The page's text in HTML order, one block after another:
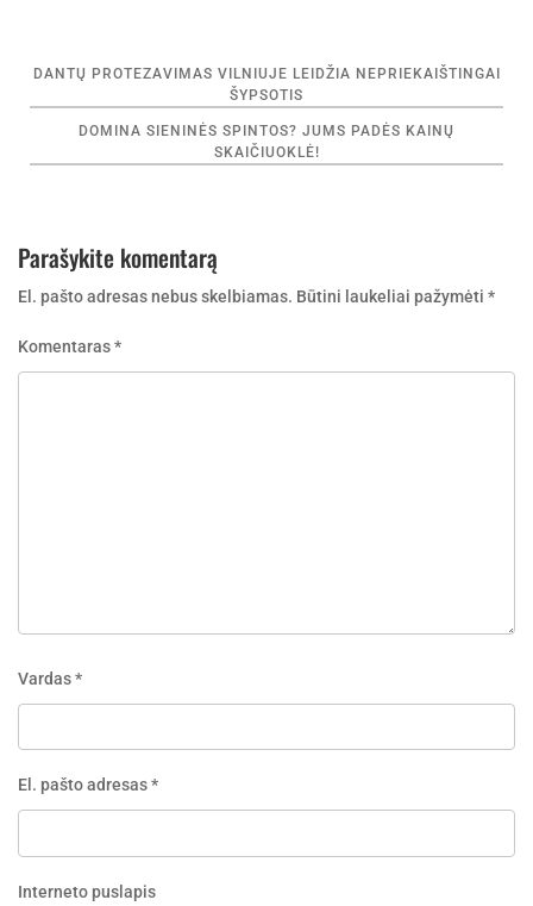
Navigacija
tarp
DANTŲ PROTEZAVIMAS VILNIUJE LEIDŽIA NEPRIEKAIŠTINGAI
ŠYPSOTIS
DOMINA SIENINĖS SPINTOS? JUMS PADĖS KAINŲ
SKAIČIUOKLĖ!
Parašykite komentarą
El. pašto adresas nebus skelbiamas. Būtini laukeliai pažymėti *
Komentaras*
Vardas*
El. pašto adresas*
Interneto puslapis